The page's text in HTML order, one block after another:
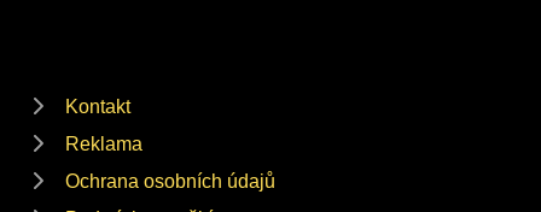
Kontakt
Reklama
Ochrana osobních údajů